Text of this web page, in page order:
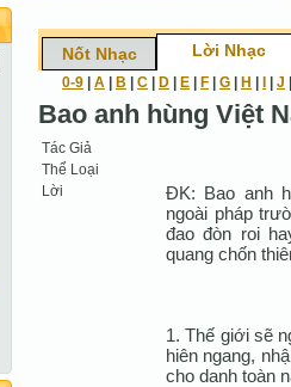
Nốt Nhạc Lời Nhạc
0-9 A B C D E F G H J
Bao anh hùng Việt
Tác Giả
Thể Loại
Lời
ÐK: Bao anh
ngoài pháp
đao đòn roi
quang chốn
1. Thế giới sẽ
hiên ngang,
cho danh toàn